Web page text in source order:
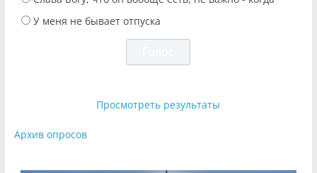
У меня не бывает отпуска
Просмотреть результаты
Архив опросов